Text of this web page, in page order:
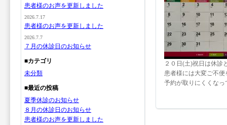
２０日(土)祝日は休診
患者様には大変ご不
予約が取りにくくな
患者様のお声を更新しました
2026.7.17
患者様のお声を更新しました
2026.7.7
７月の休診日のお知らせ
■カテゴリ
未分類
■最近の投稿
夏季休診のお知らせ
８月の休診日のお知らせ
患者様のお声を更新しました